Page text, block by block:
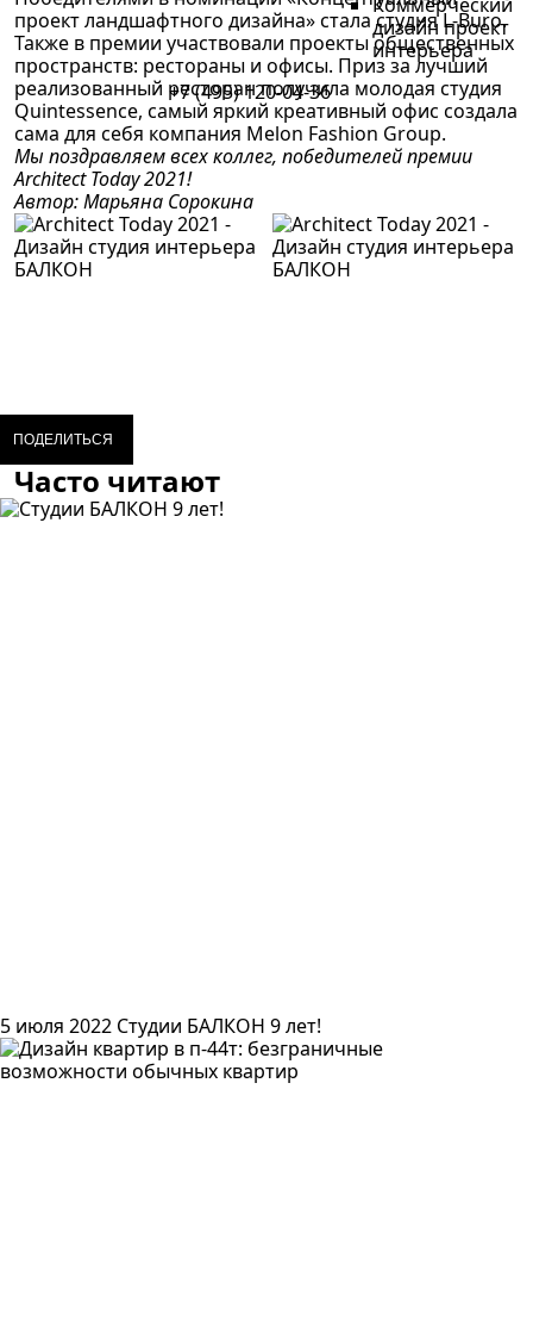
дизайн проект
интерьера
+7 (495) 120-04-36
проект ландшафтного дизайна» стала студия L-Buro.
Также в премии участвовали проекты общественных
пространств: рестораны и офисы. Приз за лучший
реализованный ресторан получила молодая студия
Quintessence, самый яркий креативный офис создала
сама для себя компания Melon Fashion Group.
Мы поздравляем всех коллег, победителей премии
Architect Today 2021!
Автор: Марьяна Сорокина
ПОДЕЛИТЬСЯ
Часто читают
5 июля 2022 Студии БАЛКОН 9 лет!